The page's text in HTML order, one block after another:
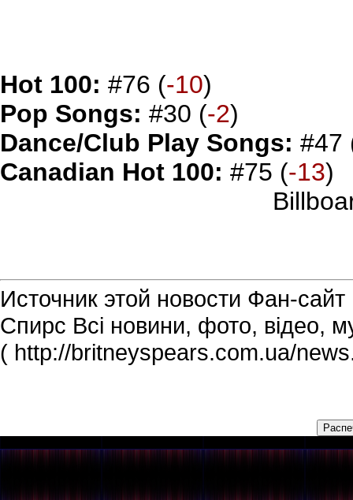
Hot 100: #76 (-10)
Pop Songs: #30 (-2)
Dance/Club Play Songs: #47
Canadian Hot 100: #75 (-13)
Источник этой новости Фан-
Спирс Всі новини, фото, відео,
( http://britneyspears.com.ua/